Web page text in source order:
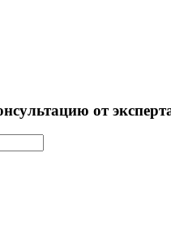
от